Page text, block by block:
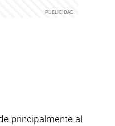
principalmente al